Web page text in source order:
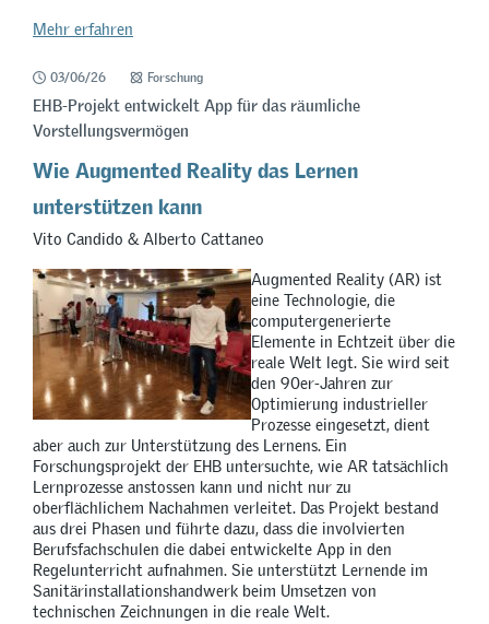
Mehr erfahren
03/06/26 Forschung
EHB-Projekt entwickelt App für das räumliche
Vorstellungsvermögen
Wie Augmented Reality das Lernen
unterstützen kann
Vito Candido & Alberto Cattaneo
Augmented Reality (AR) ist
eine Technologie, die
computergenerierte
Elemente in Echtzeit über die
reale Welt legt. Sie wird seit
den 90er-Jahren zur
Optimierung industrieller
Prozesse eingesetzt, dient
aber auch zur Unterstützung des Lernens. Ein
Forschungsprojekt der EHB untersuchte, wie AR tatsächlich
Lernprozesse anstossen kann und nicht nur zu
oberflächlichem Nachahmen verleitet. Das Projekt bestand
aus drei Phasen und führte dazu, dass die involvierten
Berufsfachschulen die dabei entwickelte App in den
Regelunterricht aufnahmen. Sie unterstützt Lernende im
Sanitärinstallationshandwerk beim Umsetzen von
technischen Zeichnungen in die reale Welt.